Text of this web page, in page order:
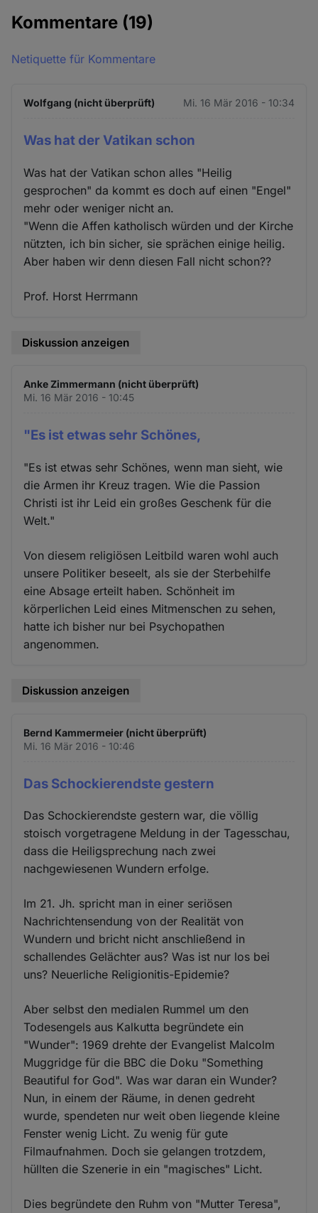
Kommentare (19)
Netiquette für Kommentare
Wolfgang (nicht überprüft) Mi. 16 Mär 2016 - 10:34
Was hat der Vatikan schon
Was hat der Vatikan schon alles "Heilig
gesprochen" da kommt es doch auf einen "Engel"
mehr oder weniger nicht an.
"Wenn die Affen katholisch würden und der Kirche
nützten, ich bin sicher, sie sprächen einige heilig.
Aber haben wir denn diesen Fall nicht schon??
Prof. Horst Herrmann
Diskussion anzeigen
Anke Zimmermann (nicht überprüft)
Mi. 16 Mär 2016 - 10:45
"Es ist etwas sehr Schönes,
"Es ist etwas sehr Schönes, wenn man sieht, wie
die Armen ihr Kreuz tragen. Wie die Passion
Christi ist ihr Leid ein großes Geschenk für die
Welt."
Von diesem religiösen Leitbild waren wohl auch
unsere Politiker beseelt, als sie der Sterbehilfe
eine Absage erteilt haben. Schönheit im
körperlichen Leid eines Mitmenschen zu sehen,
hatte ich bisher nur bei Psychopathen
angenommen.
Diskussion anzeigen
Bernd Kammermeier (nicht überprüft)
Mi. 16 Mär 2016 - 10:46
Das Schockierendste gestern
Das Schockierendste gestern war, die völlig
stoisch vorgetragene Meldung in der Tagesschau,
dass die Heiligsprechung nach zwei
nachgewiesenen Wundern erfolge.
Im 21. Jh. spricht man in einer seriösen
Nachrichtensendung von der Realität von
Wundern und bricht nicht anschließend in
schallendes Gelächter aus? Was ist nur los bei
uns? Neuerliche Religionitis-Epidemie?
Aber selbst den medialen Rummel um den
Todesengels aus Kalkutta begründete ein
"Wunder": 1969 drehte der Evangelist Malcolm
Muggridge für die BBC die Doku "Something
Beautiful for God". Was war daran ein Wunder?
Nun, in einem der Räume, in denen gedreht
wurde, spendeten nur weit oben liegende kleine
Fenster wenig Licht. Zu wenig für gute
Filmaufnahmen. Doch sie gelangen trotzdem,
hüllten die Szenerie in ein "magisches" Licht.
Dies begründete den Ruhm von "Mutter Teresa",